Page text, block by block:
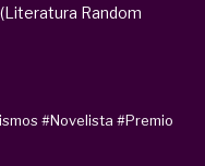
Random
#Novelista #Premio